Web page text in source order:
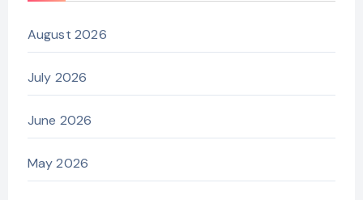
August 2026
July 2026
June 2026
May 2026